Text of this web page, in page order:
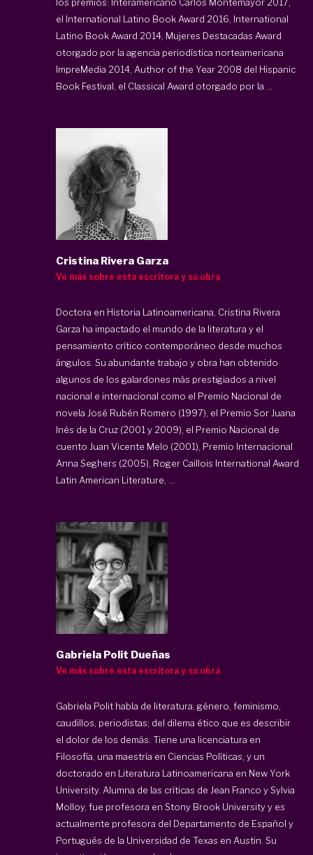
el International Latino Book Award 2016, International
Latino Book Award 2014, Mujeres Destacadas Award
otorgado por la agencia periodística norteamericana
ImpreMedia 2014, Author of the Year 2008 del Hispanic
Book Festival, el Classical Award otorgado por la ...
Cristina Rivera Garza
Ve más sobre esta escritora y su obra
Doctora en Historia Latinoamericana, Cristina Rivera
Garza ha impactado el mundo de la literatura y el
pensamiento crítico contemporáneo desde muchos
ángulos. Su abundante trabajo y obra han obtenido
algunos de los galardones más prestigiados a nivel
nacional e internacional como el Premio Nacional de
novela José Rubén Romero (1997), el Premio Sor Juana
Inés de la Cruz (2001 y 2009), el Premio Nacional de
cuento Juan Vicente Melo (2001), Premio Internacional
Anna Seghers (2005), Roger Caillois International Award
Latin American Literature, ...
Gabriela Polit Dueñas
Ve más sobre esta escritora y su obra
Gabriela Polit habla de literatura, género, feminismo,
caudillos, periodistas; del dilema ético que es describir
el dolor de los demás. Tiene una licenciatura en
Filosofía, una maestría en Ciencias Políticas, y un
doctorado en Literatura Latinoamericana en New York
University. Alumna de las críticas de Jean Franco y Sylvia
Molloy, fue profesora en Stony Brook University y es
actualmente profesora del Departamento de Español y
Portugués de la Universidad de Texas en Austin. Su